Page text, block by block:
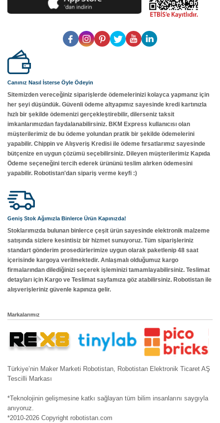
Canınız Nasıl İsterse Öyle Ödeyin
Sitemizden vereceğiniz siparişlerde ödemelerinizi kolayca yapmanız için
her şeyi düşündük. Güvenli ödeme altyapımız sayesinde kredi kartınızla
hızlı bir şekilde ödemenizi gerçekleştirebilir, dilerseniz taksit
imkanlarımızdan faydalanabilirsiniz. BKM Express kullanıcısı olan
müşterilerimiz de bu ödeme yolundan pratik bir şekilde ödemelerini
yapabilir. Chippin ve Alışveriş Kredisi ile ödeme fırsatlarımız sayesinde
bütçenize en uygun çözümü seçebilirsiniz. Dileyen müşterilerimiz Kapıda
Ödeme seçeneğini tercih ederek ürününü teslim alırken ödemesini
yapabilir. Robotistan'dan sipariş verme keyfi :)
Geniş Stok Ağımızla Binlerce Ürün Kapınızda!
Stoklarımızda bulunan binlerce çeşit ürün sayesinde elektronik malzeme
satışında sizlere kesintisiz bir hizmet sunuyoruz. Tüm siparişleriniz
standart gönderim prosedürlerimize uygun olarak paketlenip 48 saat
içerisinde kargoya verilmektedir. Anlaşmalı olduğumuz kargo
firmalarından dilediğinizi seçerek işleminizi tamamlayabilirsiniz. Teslimat
detayları için Kargo ve Teslimat sayfamıza göz atabilirsiniz. Robotistan ile
alışverişleriniz güvenle kapınıza gelir.
Markalarımız
Türkiye’nin Maker Marketi Robotistan, Robotistan Elektronik Ticaret AŞ
Tescilli Markası
*Teknolojinin gelişmesine katkı sağlayan tüm bilim insanlarını saygıyla
anıyoruz.
*2010-2026 Copyright robotistan.com